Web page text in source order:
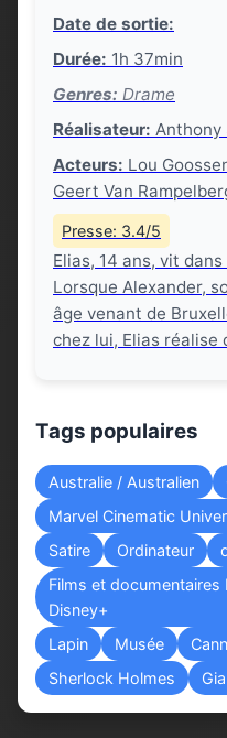
Date de sortie:
Durée: 1h 37min
Genres: Drame
Réalisateur: Anthony
Acteurs: Lou
Geert Van
Presse: 3.4/5
Elias, 14 ans, vit
Lorsque Alexander,
âge venant de
chez lui, Elias réalise
Tags populaires
Australie / Australien
Marvel Cinematic
Satire
Ordinateur
Films et
Disney+
Lapin
Musée
Sherlock Holmes